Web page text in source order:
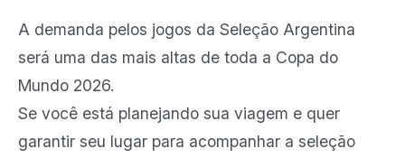
A demanda pelos jogos da Seleção Argentina
será uma das mais altas de toda a Copa do
Mundo 2026.
Se você está planejando sua viagem e quer
garantir seu lugar para acompanhar a seleção